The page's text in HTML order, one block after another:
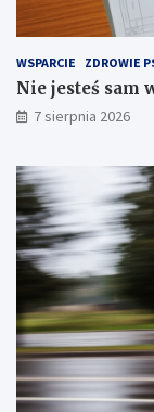
r
c
h
S
w
ó
w
!
WSPARCIE ZDROWIE
Nie jesteś sam
7 sierpnia 2026